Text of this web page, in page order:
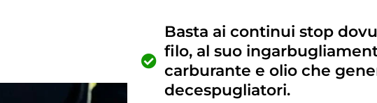
Basta ai continui stop
filo, al suo
carburante e olio che
decespugliatori.